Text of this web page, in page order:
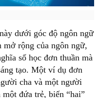
dưới góc độ ngôn ngữ
rộng của ngôn ngữ,
số học đơn thuần mà
tạo. Một ví dụ đơn
cha và một người
đứa trẻ, biến “hai”